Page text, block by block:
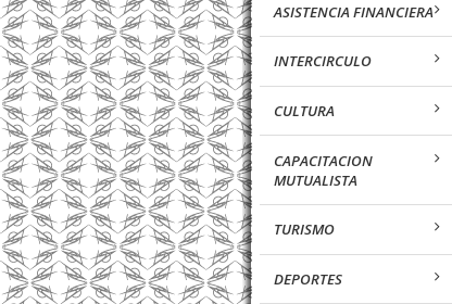
ASISTENCIA FINANCIERA
INTERCIRCULO
CULTURA
CAPACITACION
MUTUALISTA
TURISMO
DEPORTES